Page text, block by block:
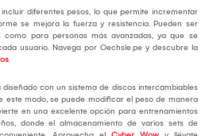
diferentes pesos, lo que permite incrementar
se mejora la fuerza y resistencia. Pueden ser
como para personas más avanzadas, ya que se
usuario. Navega por Oechsle.pe y descubre la
.
con un sistema de discos intercambiables
este modo, se puede modificar el peso de manera
en una excelente opción para entrenamientos
donde el almacenamiento de varios sets de